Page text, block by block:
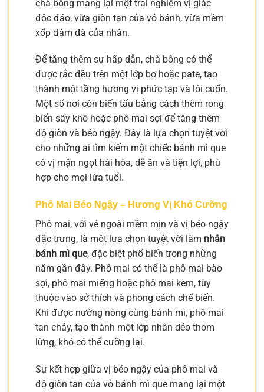
chà bông mang lại một trải nghiệm vị giác
độc đáo, vừa giòn tan của vỏ bánh, vừa mềm
xốp đậm đà của nhân.
Để tăng thêm sự hấp dẫn, chà bông có thể
được rắc đều trên một lớp bơ hoặc pate, tạo
thành một tầng hương vị phức tạp và lôi cuốn.
Một số nơi còn biến tấu bằng cách thêm rong
biển sấy khô hoặc phô mai sợi để tăng thêm
độ giòn và béo ngậy. Đây là lựa chọn tuyệt vời
cho những ai tìm kiếm một chiếc bánh mì que
có vị mặn ngọt hài hòa, dễ ăn và tiện lợi, phù
hợp cho mọi lứa tuổi.
Phô Mai Béo Ngậy – Hương Vị Khó Cưỡng
Phô mai, với vẻ ngoài mềm mịn và vị béo ngậy
đặc trưng, là một lựa chọn tuyệt vời làm nhân
bánh mì que, đặc biệt phổ biến trong những
năm gần đây. Phô mai có thể là phô mai bào
sợi, phô mai miếng hoặc phô mai kem, tùy
thuộc vào sở thích và phong cách chế biến.
Khi được nướng nóng cùng bánh mì, phô mai
tan chảy, tạo thành một lớp nhân dẻo thơm
lừng, khó có thể cưỡng lại.
Sự kết hợp giữa vị béo ngậy của phô mai và
độ giòn tan của vỏ bánh mì que mang lại một